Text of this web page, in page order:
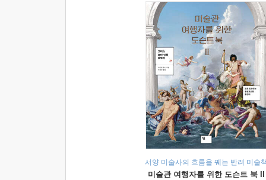
서양 미술사의 흐름을 꿰는 반려 미술
미술관 여행자를 위한 도슨트 북 II